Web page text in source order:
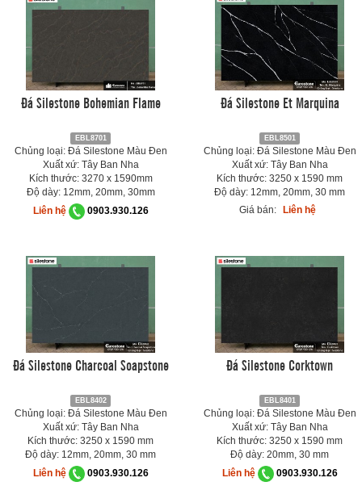
Đá Silestone Bohemian Flame
EBL8701
Chủng loại: Đá Silestone Màu Đen
Xuất xứ: Tây Ban Nha
Kích thước: 3270 x 1590mm
Độ dày: 12mm, 20mm, 30mm
Liên hệ
0903.930.126
Đá Silestone Et Marquina
EBL8501
Chủng loại: Đá Silestone Màu Đen
Xuất xứ: Tây Ban Nha
Kích thước: 3250 x 1590 mm
Độ dày: 12mm, 20mm, 30 mm
Giá bán:
Liên hệ
Đá Silestone Charcoal Soapstone
EBL8402
Chủng loại: Đá Silestone Màu Đen
Xuất xứ: Tây Ban Nha
Kích thước: 3250 x 1590 mm
Độ dày: 12mm, 20mm, 30 mm
Liên hệ
0903.930.126
Đá Silestone Corktown
EBL8401
Chủng loại: Đá Silestone Màu Đen
Xuất xứ: Tây Ban Nha
Kích thước: 3250 x 1590 mm
Độ dày: 20mm, 30 mm
Liên hệ
0903.930.126